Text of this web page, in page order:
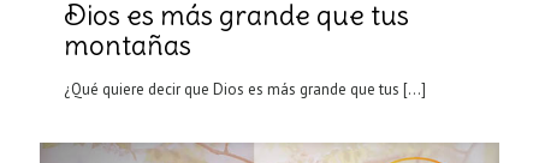
Dios es más grande que tus
montañas
¿Qué quiere decir que Dios es más grande que tus […]